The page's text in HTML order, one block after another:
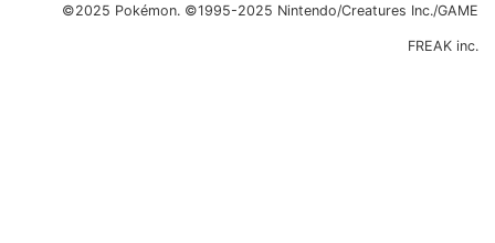
©2025 Pokémon. ©1995-2025 Nintendo/Creatures Inc./GAME
FREAK inc.